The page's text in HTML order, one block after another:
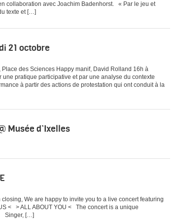
collaboration avec Joachim Badenhorst. « Par le jeu et
texte et […]
21 octobre
des Sciences Happy manif, David Rolland 16h à
pratique participative et par une analyse du contexte
à partir des actions de protestation qui ont conduit à la
Musée d’Ixelles
We are happy to invite you to a live concert featuring
< > ALL ABOUT YOU < The concert is a unique
Singer, […]